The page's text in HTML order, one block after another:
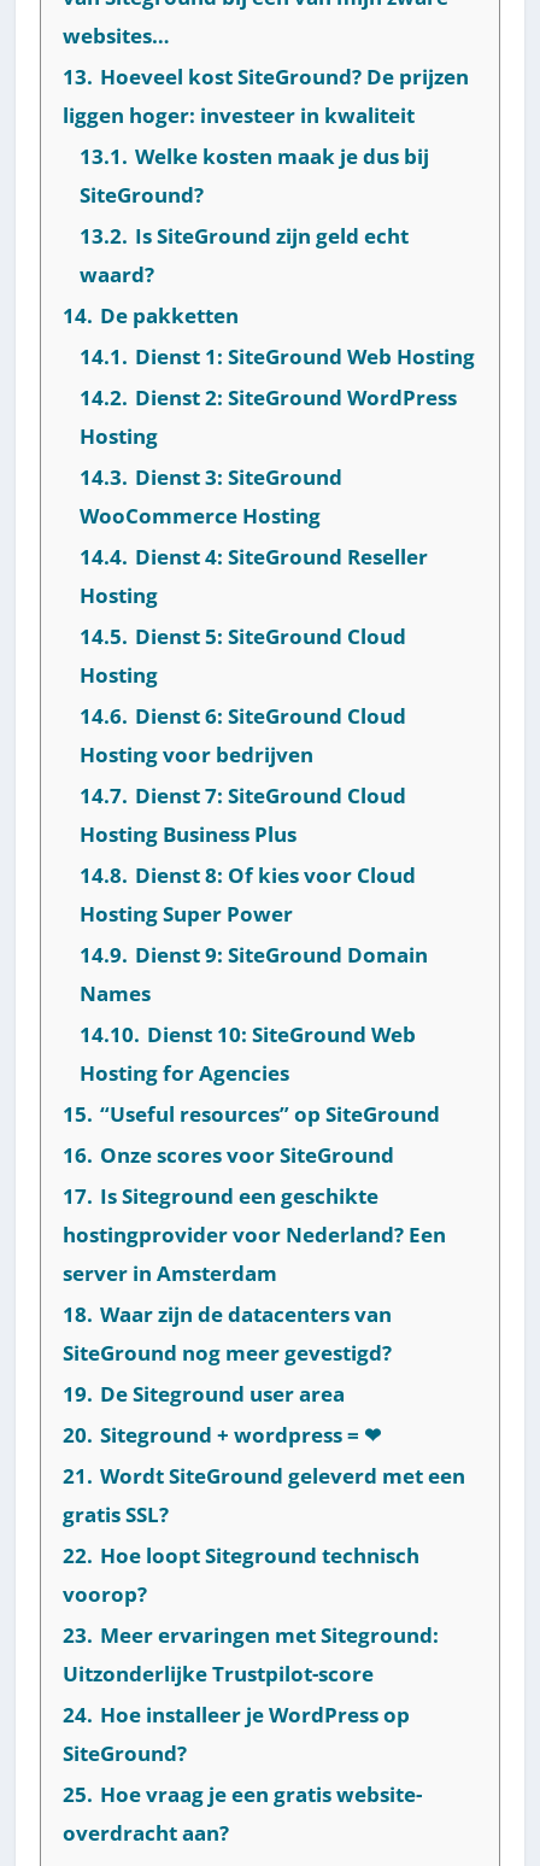
websites…
13. Hoeveel kost SiteGround? De prijzen
liggen hoger: investeer in kwaliteit
13.1. Welke kosten maak je dus bij
SiteGround?
13.2. Is SiteGround zijn geld echt
waard?
14. De pakketten
14.1. Dienst 1: SiteGround Web Hosting
14.2. Dienst 2: SiteGround WordPress
Hosting
14.3. Dienst 3: SiteGround
WooCommerce Hosting
14.4. Dienst 4: SiteGround Reseller
Hosting
14.5. Dienst 5: SiteGround Cloud
Hosting
14.6. Dienst 6: SiteGround Cloud
Hosting voor bedrijven
14.7. Dienst 7: SiteGround Cloud
Hosting Business Plus
14.8. Dienst 8: Of kies voor Cloud
Hosting Super Power
14.9. Dienst 9: SiteGround Domain
Names
14.10. Dienst 10: SiteGround Web
Hosting for Agencies
15. “Useful resources” op SiteGround
16. Onze scores voor SiteGround
17. Is Siteground een geschikte
hostingprovider voor Nederland? Een
server in Amsterdam
18. Waar zijn de datacenters van
SiteGround nog meer gevestigd?
19. De Siteground user area
20. Siteground + wordpress = ❤
21. Wordt SiteGround geleverd met een
gratis SSL?
22. Hoe loopt Siteground technisch
voorop?
23. Meer ervaringen met Siteground:
Uitzonderlijke Trustpilot-score
24. Hoe installeer je WordPress op
SiteGround?
25. Hoe vraag je een gratis website-
overdracht aan?